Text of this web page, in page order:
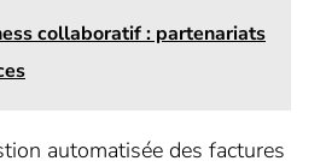
collaboratif : partenariats
automatisée des factures